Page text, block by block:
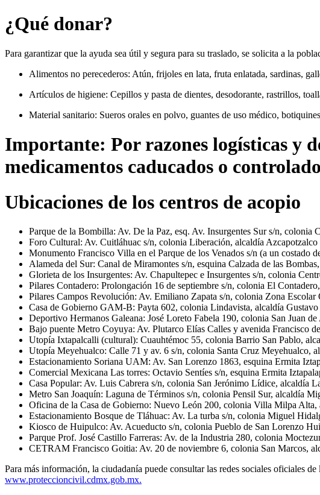
¿Qué donar?
Para garantizar que la ayuda sea útil y segura para su traslado, se solicita a la
Alimentos no perecederos: Atún, frijoles en lata, fruta enlatada, sardinas,
Artículos de higiene: Cepillos y pasta de dientes, desodorante, rastrillos,
Material sanitario: Sueros orales en polvo, guantes de uso médico,
Importante: Por razones logísticas y
medicamentos caducados o
Ubicaciones de los centros de acopio
Parque de la Bombilla: Av. De la Paz, esq. Av. Insurgentes Sur s/n, colonia
Foro Cultural: Av. Cuitláhuac s/n, colonia Liberación, alcaldía Azcapotzalco
Monumento Francisco Villa en el Parque de los Venados s/n (a un
Alameda del Sur: Canal de Miramontes s/n, esquina Calzada de las
Glorieta de los Insurgentes: Av. Chapultepec e Insurgentes s/n, colonia
Pilares Contadero: Prolongación 16 de septiembre s/n, colonia El
Pilares Campos Revolución: Av. Emiliano Zapata s/n, colonia Zona
Casa de Gobierno GAM-B: Payta 602, colonia Lindavista, alcaldía
Deportivo Hermanos Galeana: José Loreto Fabela 190, colonia San Juan
Bajo puente Metro Coyuya: Av. Plutarco Elías Calles y avenida Francisco
Utopía Ixtapalcalli (cultural): Cuauhtémoc 55, colonia Barrio San Pablo,
Utopía Meyehualco: Calle 71 y av. 6 s/n, colonia Santa Cruz Meyehualco,
Estacionamiento Soriana UAM: Av. San Lorenzo 1863, esquina Ermita
Comercial Mexicana Las torres: Octavio Sentíes s/n, esquina Ermita
Casa Popular: Av. Luis Cabrera s/n, colonia San Jerónimo Lídice, alcaldía
Metro San Joaquín: Laguna de Términos s/n, colonia Pensil Sur, alcaldía
Oficina de la Casa de Gobierno: Nuevo León 200, colonia Villa Milpa
Estacionamiento Bosque de Tláhuac: Av. La turba s/n, colonia Miguel
Kiosco de Huipulco: Av. Acueducto s/n, colonia Pueblo de San Lorenzo
Parque Prof. José Castillo Farreras: Av. de la Industria 280, colonia
CETRAM Francisco Goitia: Av. 20 de noviembre 6, colonia San Marcos,
Para más información, la ciudadanía puede consultar las redes sociales
www.proteccioncivil.cdmx.gob.mx.